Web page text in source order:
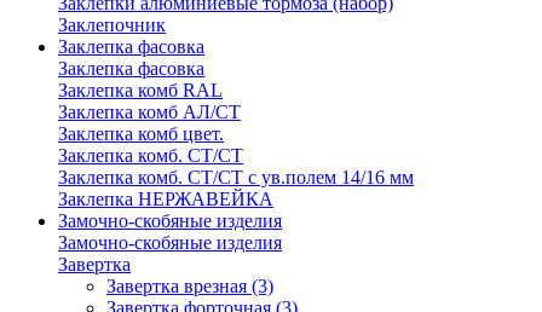
Заклепочник
Заклепка фасовка
Заклепка фасовка
Заклепка комб RAL
Заклепка комб АЛ/СТ
Заклепка комб цвет.
Заклепка комб. СТ/СТ
Заклепка комб. СТ/СТ с ув.полем 14/16 мм
Заклепка НЕРЖАВЕЙКА
Замочно-скобяные изделия
Замочно-скобяные изделия
Завертка
Завертка врезная (3)
Завертка форточная (3)